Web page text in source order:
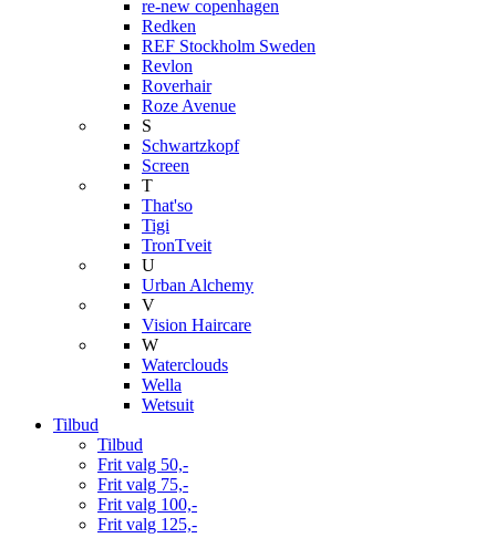
re-new copenhagen
Redken
REF Stockholm Sweden
Revlon
Roverhair
Roze Avenue
S
Schwartzkopf
Screen
T
That'so
Tigi
TronTveit
U
Urban Alchemy
V
Vision Haircare
W
Waterclouds
Wella
Wetsuit
Tilbud
Tilbud
Frit valg 50,-
Frit valg 75,-
Frit valg 100,-
Frit valg 125,-